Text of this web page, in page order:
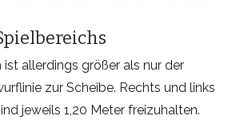
allerdings größer als nur der
zur Scheibe. Rechts und links
jeweils 1,20 Meter freizuhalten.